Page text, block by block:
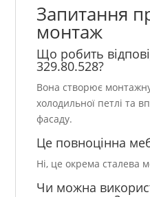
Запитання
монтаж
Що робить
329.80.528?
Вона створює
холодильної петлі та
фасаду.
Це повноцінна
Ні, це окрема сталева
Чи можна